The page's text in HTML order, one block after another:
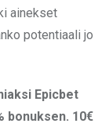
ainekset
potentiaali jo
Epicbet
bonuksen. 10€